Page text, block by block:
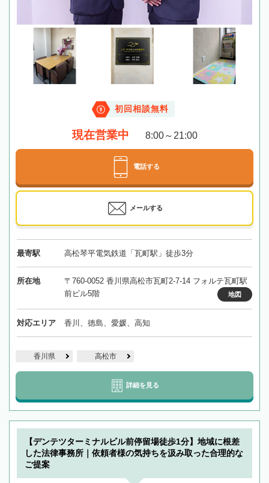
初回相談無料
現在営業中 8:00～21:00
電話する
メールする
最寄駅 高松琴平電気鉄道「瓦町駅」徒歩3分
所在地
〒760-0052 香川県高松市瓦町2-7-14 フォルテ瓦町駅
前ビル5階
地図
対応エリア 香川、徳島、愛媛、高知
香川県 高松市
詳細を見る
【デンテツターミナルビル前停留場徒歩1分】地域に根差
した法律事務所｜依頼者様の気持ちを汲み取った合理的な
ご提案